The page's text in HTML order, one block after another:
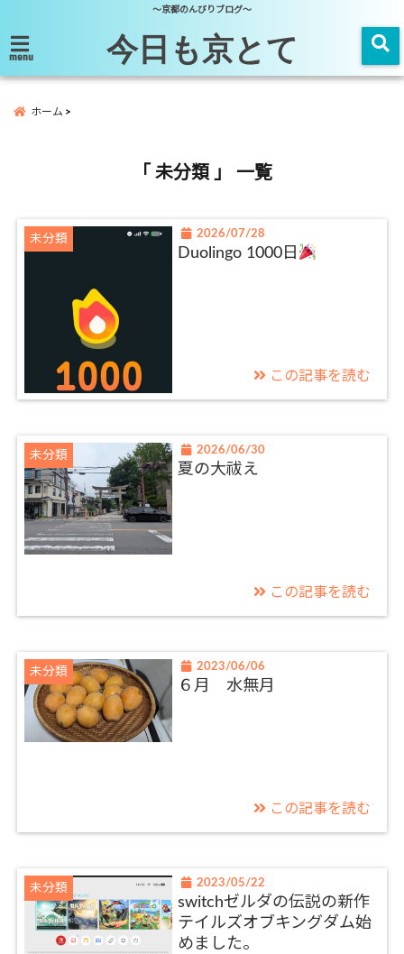
～京都のんびりブログ～
menu 今日も京とて
ホーム
「 未分類 」 一覧
未分類 2026/07/28
Duolingo 1000日
この記事を読む
未分類 2026/06/30
夏の大祓え
この記事を読む
未分類 2023/06/06
６月 水無月
この記事を読む
未分類 2023/05/22
switchゼルダの伝説の新作
テイルズオブキングダム始
めました。